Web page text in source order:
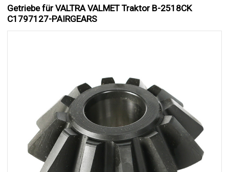
Getriebe für VALTRA VALMET Traktor B-2518CK
C1797127-PAIRGEARS